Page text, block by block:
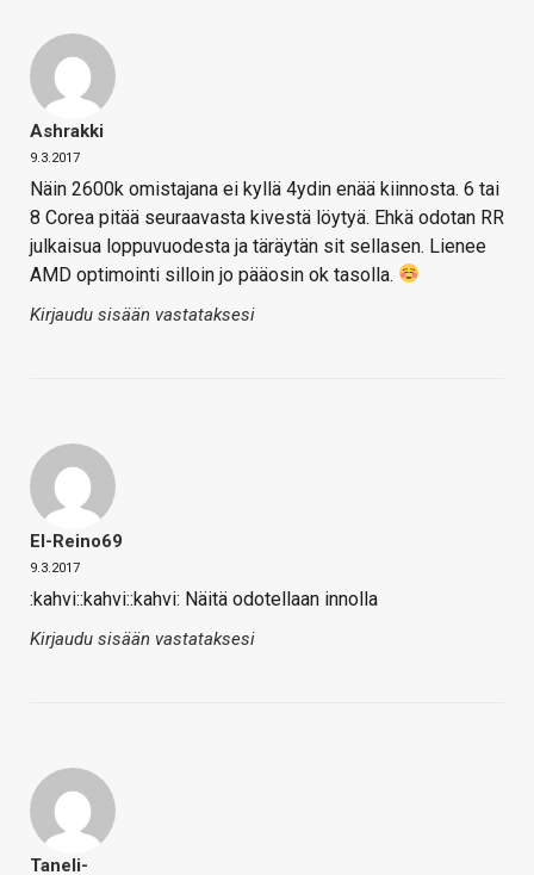
Ashrakki
9.3.2017
Näin 2600k omistajana ei kyllä 4ydin enää kiinnosta. 6 tai
8 Corea pitää seuraavasta kivestä löytyä. Ehkä odotan RR
julkaisua loppuvuodesta ja täräytän sit sellasen. Lienee
AMD optimointi silloin jo pääosin ok tasolla.
Kirjaudu sisään vastataksesi
El-Reino69
9.3.2017
:kahvi::kahvi::kahvi: Näitä odotellaan innolla
Kirjaudu sisään vastataksesi
Taneli-